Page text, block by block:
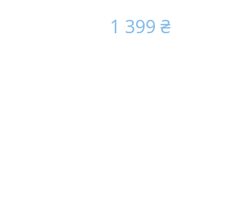
1 399 ₴